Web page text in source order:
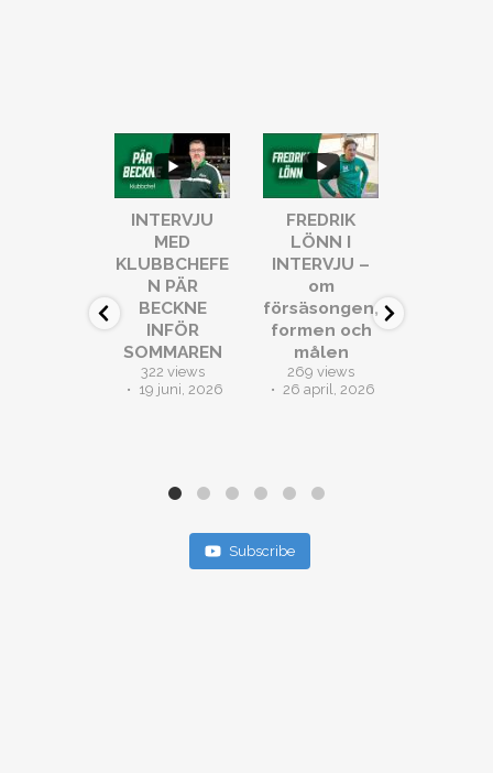
...
13
0
INTERVJU
MED
KLUBBCHEFE
N PÄR
BECKNE
INFÖR
SOMMAREN
322 views
19 juni, 2026
...
6
0
FREDRIK
LÖNN I
INTERVJU –
om
försäsongen,
formen och
målen
269 views
26 april, 2026
Subscribe